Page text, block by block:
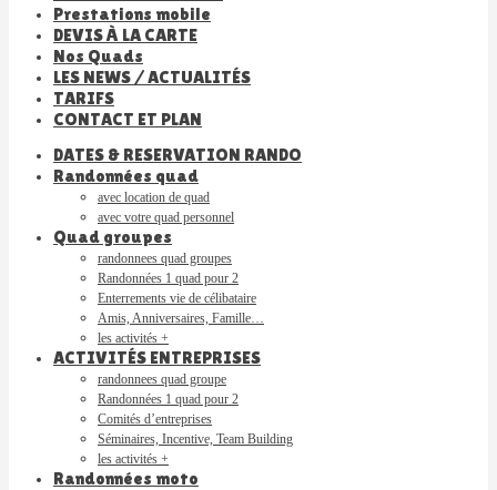
Prestations mobile
DEVIS À LA CARTE
Nos Quads
LES NEWS / ACTUALITÉS
TARIFS
CONTACT ET PLAN
DATES & RESERVATION RANDO
Randonnées quad
avec location de quad
avec votre quad personnel
Quad groupes
randonnees quad groupes
Randonnées 1 quad pour 2
Enterrements vie de célibataire
Amis, Anniversaires, Famille…
les activités +
ACTIVITÉS ENTREPRISES
randonnees quad groupe
Randonnées 1 quad pour 2
Comités d’entreprises
Séminaires, Incentive, Team Building
les activités +
Randonnées moto